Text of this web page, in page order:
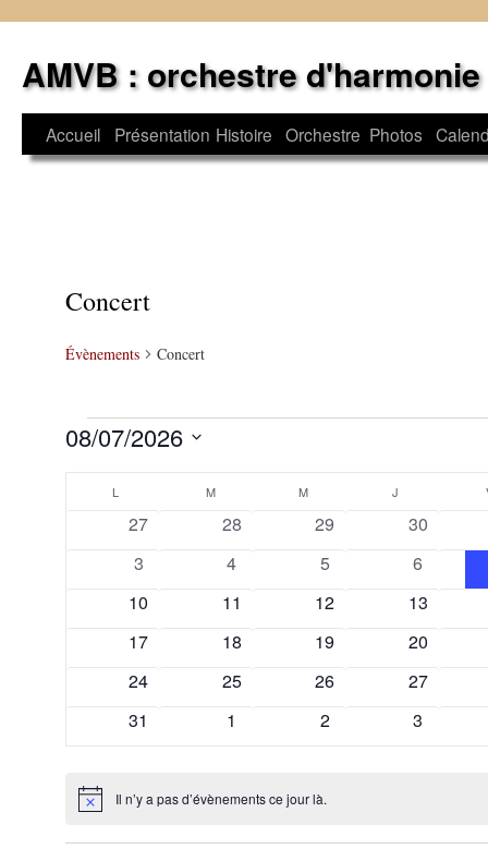
contenu
AMVB : orchestre d'harmonie
Accueil Présentation Histoire Orchestre Photos
Concert
Évènements Concert
Évènements
08/07/2026
Calendrier
Évènements
L MMARDI M J
0
évènements
27
0
évènements
28
0
évènements
29
0
30
0
évènements
3
0
évènements
4
0
évènements
5
0
6
0
évènements
10
0
évènements
11
0
évènements
12
0
13
0
évènements
17
0
évènements
18
0
évènements
19
0
20
0
évènements
24
0
évènements
25
0
évènements
26
0
27
0
évènements
31
0
évènements
1
0
évènements
2
0
3
Notice Il n’y a pas d’évènements ce jour là.